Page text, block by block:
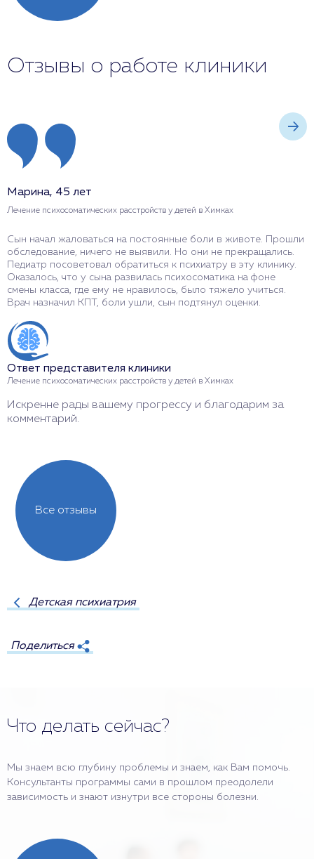
Отзывы о работе клиники
Марина, 45 лет
Лечение психосоматических расстройств у детей в Химках
Сын начал жаловаться на постоянные боли в животе. Прошли
обследование, ничего не выявили. Но они не прекращались.
Педиатр посоветовал обратиться к психиатру в эту клинику.
Оказалось, что у сына развилась психосоматика на фоне
смены класса, где ему не нравилось, было тяжело учиться.
Врач назначил КПТ, боли ушли, сын подтянул оценки.
Ответ представителя клиники
Лечение психосоматических расстройств у детей в Химках
Искренне рады вашему прогрессу и благодарим за
комментарий.
Все отзывы
Детская психиатрия
Поделиться
Что делать сейчас?
Мы знаем всю глубину проблемы и знаем, как Вам помочь.
Консультанты программы сами в прошлом преодолели
зависимость и знают изнутри все стороны болезни.